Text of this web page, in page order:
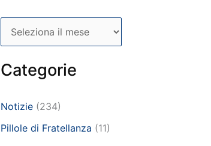
r
c
i
v
Categorie
Notizie(234)
Pillole di Fratellanza (11)